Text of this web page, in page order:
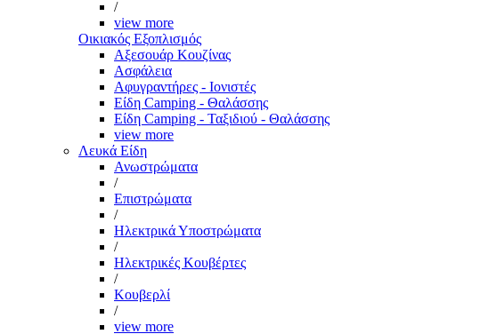
/
view more
Οικιακός Εξοπλισμός
Αξεσουάρ Κουζίνας
Ασφάλεια
Αφυγραντήρες - Ιονιστές
Είδη Camping - Θαλάσσης
Είδη Camping - Ταξιδιού - Θαλάσσης
view more
Λευκά Είδη
Ανωστρώματα
/
Επιστρώματα
/
Ηλεκτρικά Υποστρώματα
/
Ηλεκτρικές Κουβέρτες
/
Κουβερλί
/
view more